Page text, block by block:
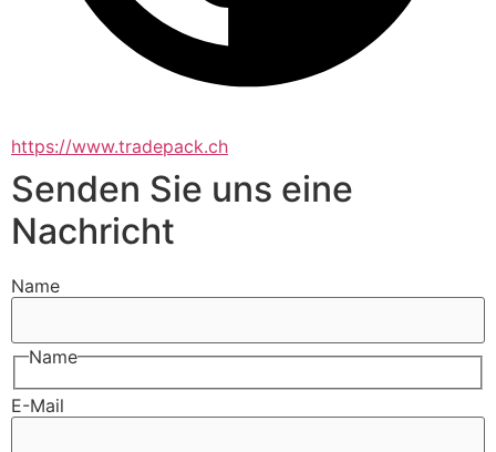
https://www.tradepack.ch
Senden Sie uns eine
Nachricht
Name
Name
E-Mail